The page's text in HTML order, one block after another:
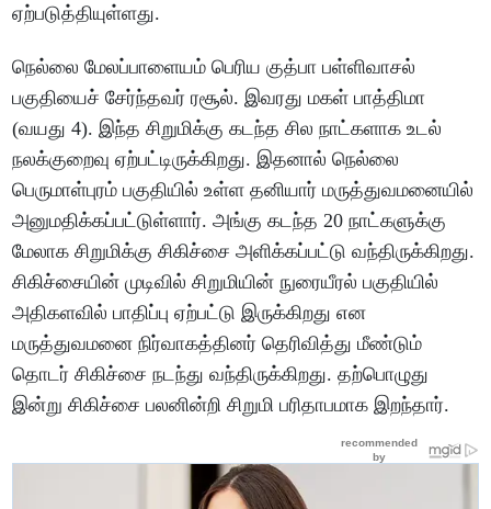
ஏற்படுத்தியுள்ளது.
நெல்லை மேலப்பாளையம் பெரிய குத்பா பள்ளிவாசல்
பகுதியைச் சேர்ந்தவர் ரசூல். இவரது மகள் பாத்திமா
(வயது 4). இந்த சிறுமிக்கு கடந்த சில நாட்களாக உடல்
நலக்குறைவு ஏற்பட்டிருக்கிறது. இதனால் நெல்லை
பெருமாள்புரம் பகுதியில் உள்ள தனியார் மருத்துவமனையில்
அனுமதிக்கப்பட்டுள்ளார். அங்கு கடந்த 20 நாட்களுக்கு
மேலாக சிறுமிக்கு சிகிச்சை அளிக்கப்பட்டு வந்திருக்கிறது.
சிகிச்சையின் முடிவில் சிறுமியின் நுரையீரல் பகுதியில்
அதிகளவில் பாதிப்பு ஏற்பட்டு இருக்கிறது என
மருத்துவமனை நிர்வாகத்தினர் தெரிவித்து மீண்டும்
தொடர் சிகிச்சை நடந்து வந்திருக்கிறது. தற்பொழுது
இன்று சிகிச்சை பலனின்றி சிறுமி பரிதாபமாக இறந்தார்.